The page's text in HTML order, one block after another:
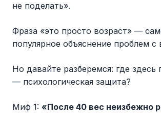
не поделать».
Фраза «это просто возраст» —
популярное объяснение проблем с
Но давайте разберемся: где здесь
— психологическая защита?
Миф 1: «После 40 вес неизбежно